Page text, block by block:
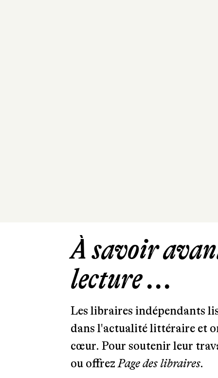
À savoir
lecture ...
Les libraires indépendants
dans l'actualité littéraire et
cœur. Pour soutenir leur
ou offrezPage des libraires.